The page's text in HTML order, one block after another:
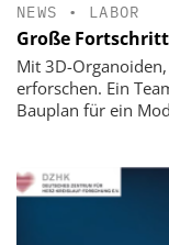
NEWS • LABOR
Große
Mit 3D-
erforschen. Ein
Bauplan für ein